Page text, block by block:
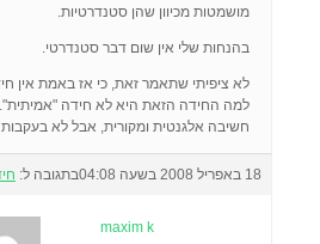
מושמטות מכיוון שהן סטנדרטיות.
בהנחות שלי אין שום דבר סטנדרטי.
לא ציפיתי שתאמר זאת, כי אז באמת אין
למה החידה הזאת היא לא חידה
חשיבה אלגנטית ומקורית, אבל לא
18 באפריל 2008 בשעה 04:08 בתגובה ל:
maxim k